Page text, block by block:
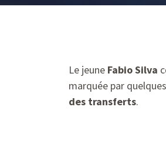
Le jeune Fabio Silva
marquée par
des transferts.